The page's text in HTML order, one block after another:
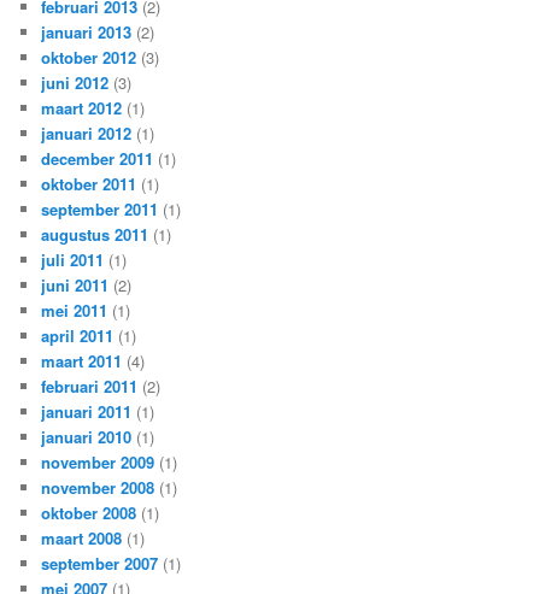
februari 2013 (2)
januari 2013 (2)
oktober 2012 (3)
juni 2012 (3)
maart 2012 (1)
januari 2012 (1)
december 2011 (1)
oktober 2011 (1)
september 2011 (1)
augustus 2011 (1)
juli 2011 (1)
juni 2011 (2)
mei 2011 (1)
april 2011 (1)
maart 2011 (4)
februari 2011 (2)
januari 2011 (1)
januari 2010 (1)
november 2009 (1)
november 2008 (1)
oktober 2008 (1)
maart 2008 (1)
september 2007 (1)
mei 2007 (1)